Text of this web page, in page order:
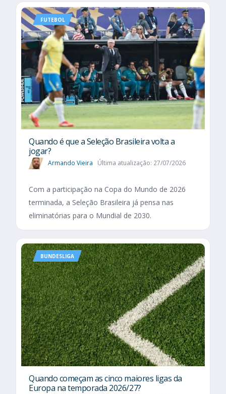
FUTEBOL
Quando é que a Seleção Brasileira volta a
jogar?
Armando Vieira Última atualização: 27/07/2026
Com a participação na Copa do Mundo de 2026
terminada, a Seleção Brasileira já pensa nas
eliminatórias para o Mundial de 2030.
BUNDESLIGA
Quando começam as cinco maiores ligas da
Europa na temporada 2026/27?